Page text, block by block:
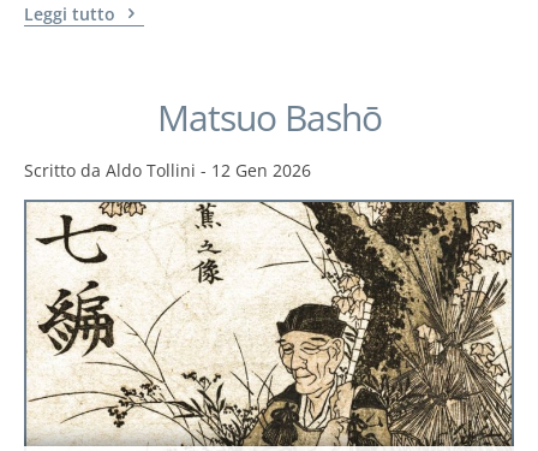
Leggi tutto
Matsuo Bashō
Scritto da Aldo Tollini - 12 Gen 2026